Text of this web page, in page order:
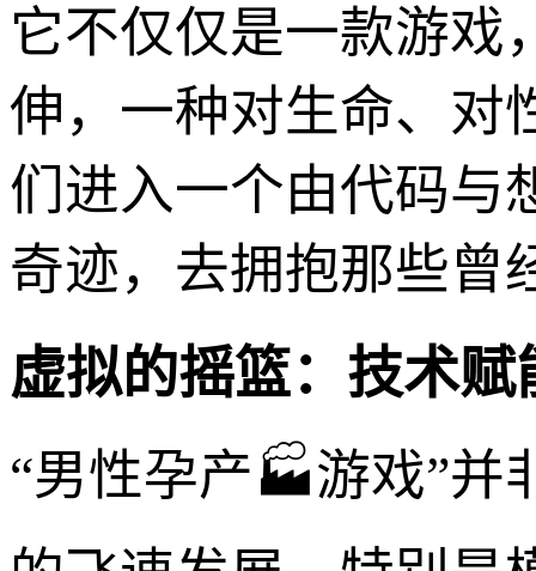
它不仅仅是一款游戏
伸，一种对生命、对
们进入一个由代码与
奇迹，去拥抱那些曾
虚拟的摇篮：技术
“男性孕产🏭游戏”并